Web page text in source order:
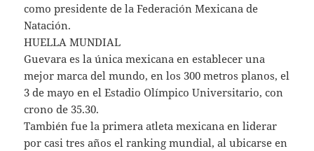
como presidente de la Federación Mexicana de
Natación.
HUELLA MUNDIAL
Guevara es la única mexicana en establecer una
mejor marca del mundo, en los 300 metros planos, el
3 de mayo en el Estadio Olímpico Universitario, con
crono de 35.30.
También fue la primera atleta mexicana en liderar
por casi tres años el ranking mundial, al ubicarse en